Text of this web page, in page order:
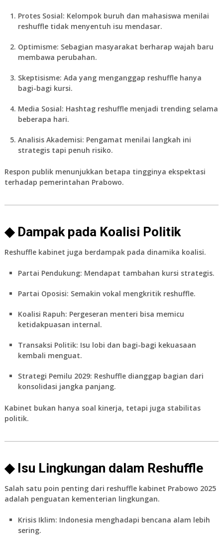
Protes Sosial: Kelompok buruh dan mahasiswa menilai
reshuffle tidak menyentuh isu mendasar.
Optimisme: Sebagian masyarakat berharap wajah baru
membawa perubahan.
Skeptisisme: Ada yang menganggap reshuffle hanya
bagi-bagi kursi.
Media Sosial: Hashtag reshuffle menjadi trending selama
beberapa hari.
Analisis Akademisi: Pengamat menilai langkah ini
strategis tapi penuh risiko.
Respon publik menunjukkan betapa tingginya ekspektasi
terhadap pemerintahan Prabowo.
◆ Dampak pada Koalisi Politik
Reshuffle kabinet juga berdampak pada dinamika koalisi.
Partai Pendukung: Mendapat tambahan kursi strategis.
Partai Oposisi: Semakin vokal mengkritik reshuffle.
Koalisi Rapuh: Pergeseran menteri bisa memicu
ketidakpuasan internal.
Transaksi Politik: Isu lobi dan bagi-bagi kekuasaan
kembali menguat.
Strategi Pemilu 2029: Reshuffle dianggap bagian dari
konsolidasi jangka panjang.
Kabinet bukan hanya soal kinerja, tetapi juga stabilitas
politik.
◆ Isu Lingkungan dalam Reshuffle
Salah satu poin penting dari reshuffle kabinet Prabowo 2025
adalah penguatan kementerian lingkungan.
Krisis Iklim: Indonesia menghadapi bencana alam lebih
sering.